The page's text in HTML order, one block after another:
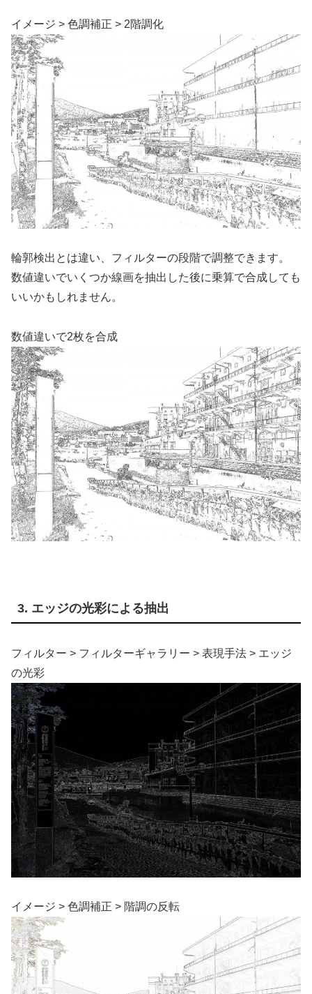
イメージ > 色調補正 > 2階調化
輪郭検出とは違い、フィルターの段階で調整できます。
数値違いでいくつか線画を抽出した後に乗算で合成しても
いいかもしれません。
数値違いで2枚を合成
3. エッジの光彩による抽出
フィルター > フィルターギャラリー > 表現手法 > エッジ
の光彩
イメージ > 色調補正 > 階調の反転